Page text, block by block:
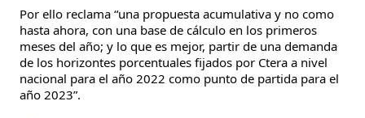
Por ello reclama “una propuesta acumulativa y no como
hasta ahora, con una base de cálculo en los primeros
meses del año; y lo que es mejor, partir de una demanda
de los horizontes porcentuales fijados por Ctera a nivel
nacional para el año 2022 como punto de partida para el
año 2023”.